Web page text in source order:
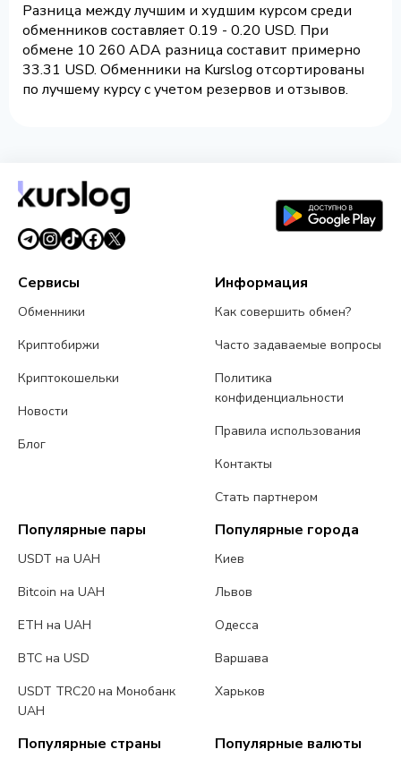
Разница между лучшим и худшим курсом среди
обменников составляет 0.19 - 0.20 USD. При
обмене 10 260 ADA разница составит примерно
33.31 USD. Обменники на Kurslog отсортированы
по лучшему курсу с учетом резервов и отзывов.
Сервисы
Обменники
Криптобиржи
Криптокошельки
Новости
Блог
Информация
Как совершить обмен?
Часто задаваемые вопросы
Политика
конфиденциальности
Правила использования
Контакты
Стать партнером
Популярные пары
USDT на UAH
Bitcoin на UAH
ETH на UAH
BTC на USD
USDT TRC20 на Монобанк
UAH
Популярные города
Киев
Львов
Одесса
Варшава
Харьков
Популярные страны Популярные валюты